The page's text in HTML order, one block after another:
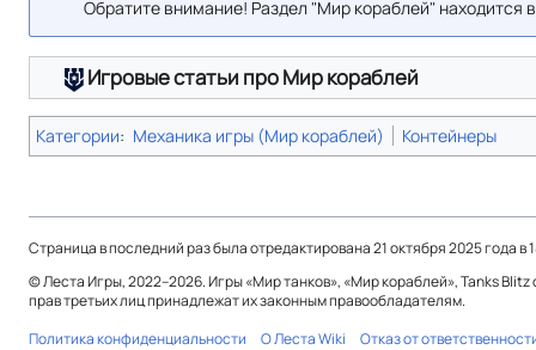
Обратите внимание! Раздел "Мир кораблей" находится
Игровые статьи про Мир кораблей
Категории: Механика игры (Мир кораблей) Контейнеры
Страница в последний раз была отредактирована 21 октября 2025 года в
© Леста Игры, 2022–2026. Игры «Мир танков», «Мир кораблей», Tanks
прав третьих лиц принадлежат их законным правообладателям.
Политика конфиденциальности
О Леста Wiki Отказ от